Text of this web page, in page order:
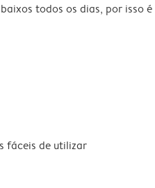
todos os dias, por isso
fáceis de utilizar